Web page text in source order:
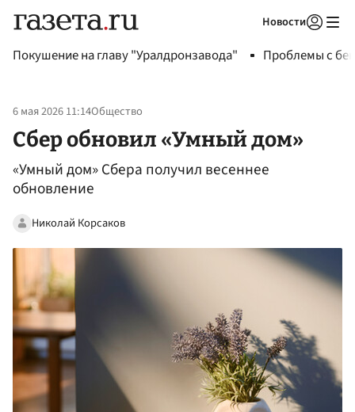
Новости
Покушение на главу "Уралдронзавода" Проблемы с
6 мая 2026 11:14Общество
Сбер обновил «Умный дом»
«Умный дом» Сбера получил весеннее
обновление
Николай Корсаков